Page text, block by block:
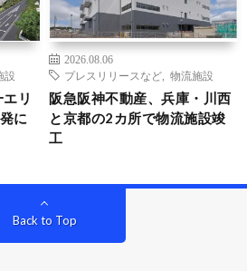
設
リ
に
2026.08.06
プレスリリースなど
物流施設
阪急阪神不動産、兵庫・川西
と京都の2カ所で物流施設竣
工
Back to Top